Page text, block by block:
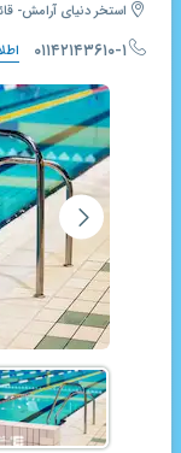
استخر دنیای آرامش-
۰۱۱۴۲۱۴۳۶۱۰-۱